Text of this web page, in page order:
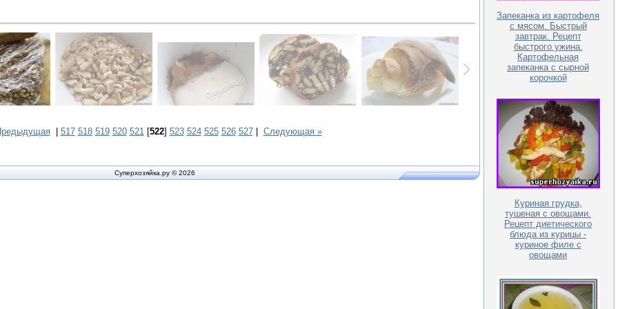
| 517 518 519 520 521[522] 523 524 525 526 527| Следующая »
Суперхозяйка.ру © 2026
Запеканка из картофеля
с мясом. Быстрый
завтрак. Рецепт
быстрого ужина.
Картофельная
запеканка с сырной
корочкой
Куриная грудка,
тушеная с овощами.
Рецепт диетического
блюда из курицы -
куриное филе с
овощами